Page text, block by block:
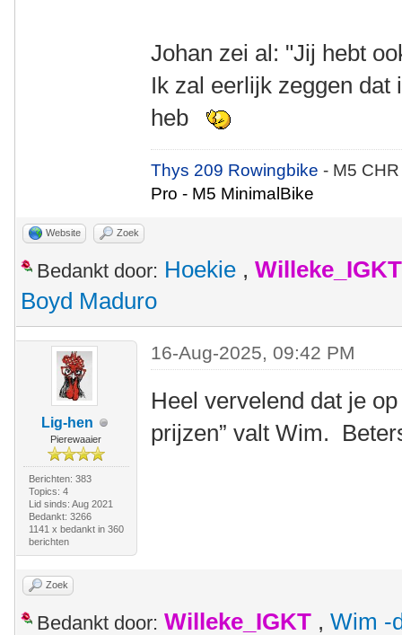
Johan zei al: "Jij hebt
Ik zal eerlijk zeggen
heb
Thys 209 Rowingbike- M5
Pro - M5 MinimalBike
Website Zoek
Bedankt door: Hoekie , Willeke_IGKT
Boyd Maduro
Lig-hen
Pierewaaier
Berichten: 383
Topics: 4
Lid sinds: Aug 2021
Bedankt: 3266
1141 x bedankt in 360
berichten
16-Aug-2025, 09:42 PM
Heel vervelend dat je
prijzen” valt Wim.
Zoek
Bedankt door: Willeke_IGKT , Wim -